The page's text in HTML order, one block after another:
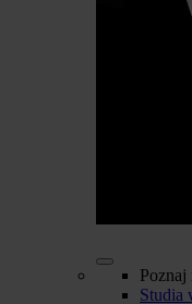
Poznaj
Studia